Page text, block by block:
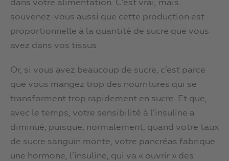
dans votre alimentation. C’est vrai, mais
souvenez-vous aussi que cette production est
proportionnelle à la quantité de sucre que vous
avez dans vos tissus.
Or, si vous avez beaucoup de sucre, c’est parce
que vous mangez trop des nourritures qui se
transforment trop rapidement en sucre. Et que,
avec le temps, votre sensibilité à l’insuline a
diminué, puisque, normalement, quand votre taux
de sucre sanguin monte, votre pancréas fabrique
une hormone, l’insuline, qui va « ouvrir » des